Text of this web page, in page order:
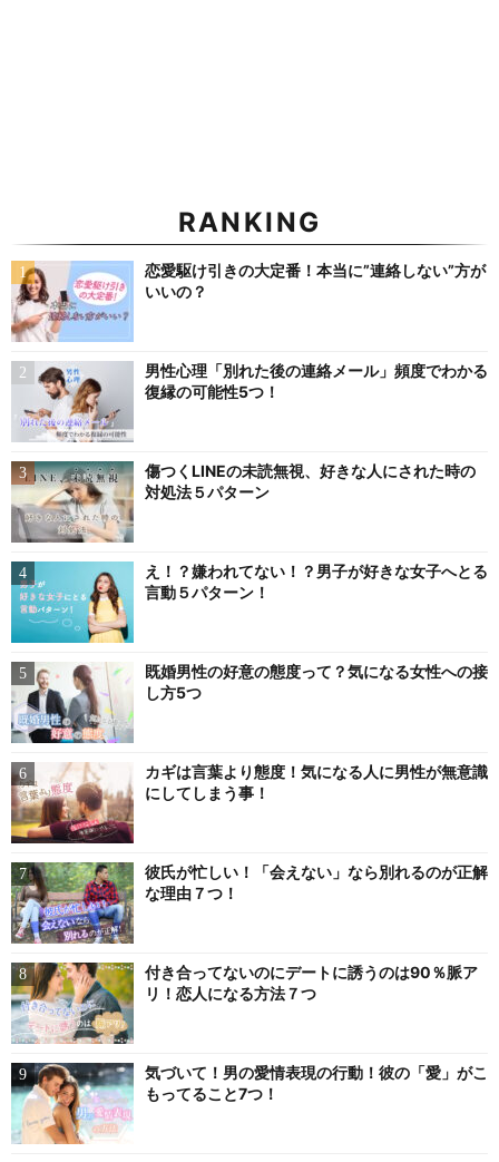
RANKING
恋愛駆け引きの大定番！本当に”連絡しない”方が
いいの？
男性心理「別れた後の連絡メール」頻度でわかる
復縁の可能性5つ！
傷つくLINEの未読無視、好きな人にされた時の
対処法５パターン
え！？嫌われてない！？男子が好きな女子へとる
言動５パターン！
既婚男性の好意の態度って？気になる女性への接
し方5つ
カギは言葉より態度！気になる人に男性が無意識
にしてしまう事！
彼氏が忙しい！「会えない」なら別れるのが正解
な理由７つ！
付き合ってないのにデートに誘うのは90％脈ア
リ！恋人になる方法７つ
気づいて！男の愛情表現の行動！彼の「愛」がこ
もってること7つ！